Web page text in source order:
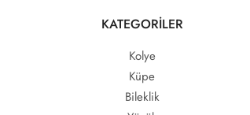
KATEGORİLER
Kolye
Küpe
Bileklik